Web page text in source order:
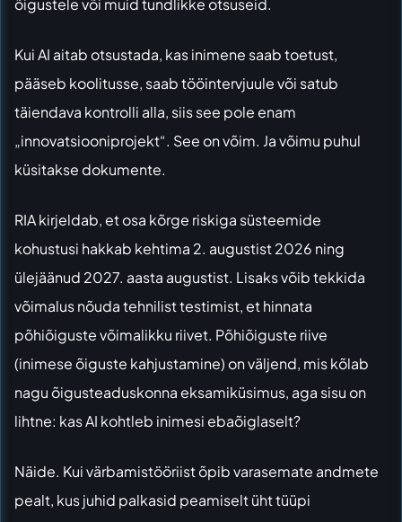
õigustele või muid tundlikke otsuseid.
Kui AI aitab otsustada, kas inimene saab toetust,
pääseb koolitusse, saab tööintervjuule või satub
täiendava kontrolli alla, siis see pole enam
„innovatsiooniprojekt“. See on võim. Ja võimu puhul
küsitakse dokumente.
RIA kirjeldab, et osa kõrge riskiga süsteemide
kohustusi hakkab kehtima 2. augustist 2026 ning
ülejäänud 2027. aasta augustist. Lisaks võib tekkida
võimalus nõuda tehnilist testimist, et hinnata
põhiõiguste võimalikku riivet. Põhiõiguste riive
(inimese õiguste kahjustamine) on väljend, mis kõlab
nagu õigusteaduskonna eksamiküsimus, aga sisu on
lihtne: kas AI kohtleb inimesi ebaõiglaselt?
Näide. Kui värbamistööriist õpib varasemate andmete
pealt, kus juhid palkasid peamiselt üht tüüpi